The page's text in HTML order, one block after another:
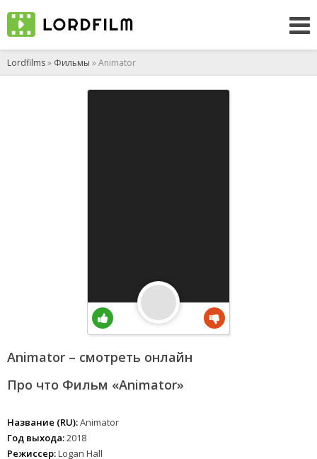
Lordfilms» Фильмы » Animator
Animator – смотреть онлайн
Про что Фильм «Animator»
Название (RU):Animator
Год выхода:2018
Режиссер:Logan Hall